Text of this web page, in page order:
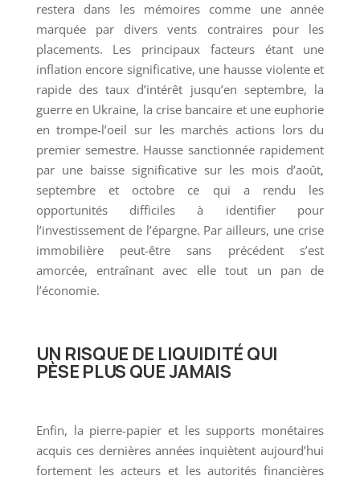
restera dans les mémoires comme une année
marquée par divers vents contraires pour les
placements. Les principaux facteurs étant une
inflation encore significative, une hausse violente et
rapide des taux d’intérêt jusqu’en septembre, la
guerre en Ukraine, la crise bancaire et une euphorie
en trompe-l’oeil sur les marchés actions lors du
premier semestre. Hausse sanctionnée rapidement
par une baisse significative sur les mois d’août,
septembre et octobre ce qui a rendu les
opportunités difficiles à identifier pour
l’investissement de l’épargne. Par ailleurs, une crise
immobilière peut-être sans précédent s’est
amorcée, entraînant avec elle tout un pan de
l’économie.
UN RISQUE DE LIQUIDITÉ QUI
PÈSE PLUS QUE JAMAIS
Enfin, la pierre-papier et les supports monétaires
acquis ces dernières années inquiètent aujourd’hui
fortement les acteurs et les autorités financières